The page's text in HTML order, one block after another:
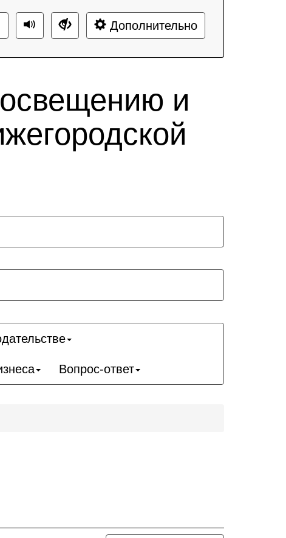
Дополнительно
и
Вопрос-ответ